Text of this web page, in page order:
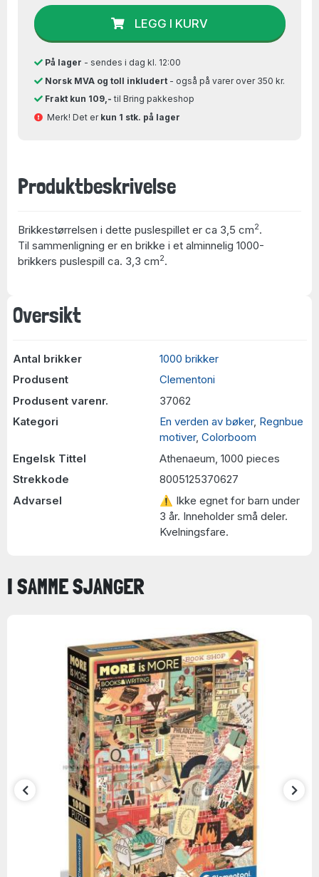
Oversikt
Antal brikker
1000 brikker
Produsent
Clementoni
Produsent varenr.
37062
Kategori
En verden av bøker, Regnbue
motiver, Colorboom
Engelsk Tittel
Athenaeum, 1000 pieces
Strekkode
8005125370627
Advarsel
⚠ Ikke egnet for barn under
3 år. Inneholder små deler.
Kvelningsfare.
LEGG I KURV
På lager - sendes i dag kl. 12:00
Norsk MVA og toll inkludert- også på varer over 350 kr.
Frakt kun 109,- til Bring pakkeshop
Merk! Det er kun 1 stk. på lager
Produktbeskrivelse
Brikkestørrelsen i dette puslespillet er ca 3,5 cm2.
Til sammenligning er en brikke i et alminnelig 1000-
brikkers puslespill ca. 3,3 cm2.
I SAMME SJANGER